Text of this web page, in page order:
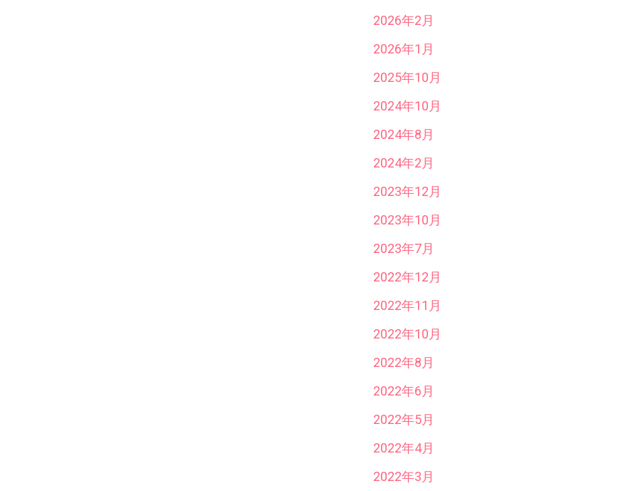
2026年2月
2026年1月
2025年10月
2024年10月
2024年8月
2024年2月
2023年12月
2023年10月
2023年7月
2022年12月
2022年11月
2022年10月
2022年8月
2022年6月
2022年5月
2022年4月
2022年3月